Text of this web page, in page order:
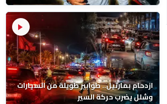
ازدحام بمارتيل.. طوابير طويلة من السيارات
وشلل يضرب حركة السير